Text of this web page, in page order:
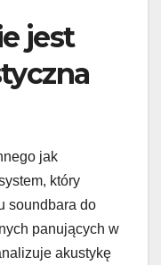
jest
jak
który
soundbara do
panujących w
akustykę